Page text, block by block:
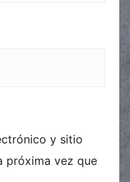
y sitio
próxima vez que